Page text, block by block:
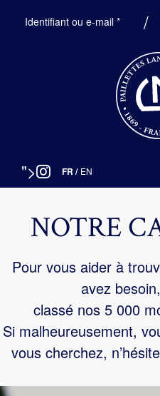
Identifiant ou e-mail *
"> FR / EN
NOTRE
Pour vous aider à
avez
classé nos 5 000
Si malheureusement,
vous cherchez,